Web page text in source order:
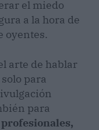
el miedo
a la hora de
oyentes.
arte de hablar
para
para